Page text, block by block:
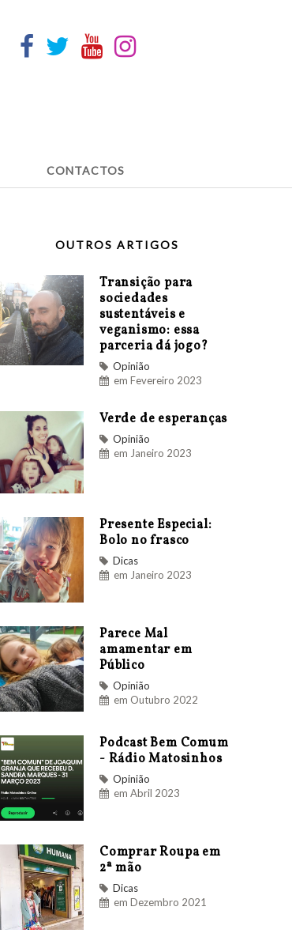
CONTACTOS
OUTROS ARTIGOS
Transição para
sociedades
sustentáveis e
veganismo: essa
parceria dá jogo?
Opinião
em Fevereiro 2023
Verde de esperanças
Opinião
em Janeiro 2023
Presente Especial:
Bolo no frasco
Dicas
em Janeiro 2023
Parece Mal
amamentar em
Público
Opinião
em Outubro 2022
Podcast Bem Comum
- Rádio Matosinhos
Opinião
em Abril 2023
Comprar Roupa em
2ª mão
Dicas
em Dezembro 2021